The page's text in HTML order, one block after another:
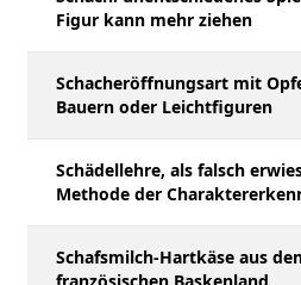
Figur kann mehr ziehen
Schacheröffnungsart mit
Bauern oder Leichtfiguren
Schädellehre, als falsch
Methode der
Schafsmilch-Hartkäse aus